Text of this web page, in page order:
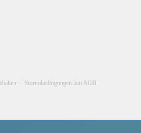
· Stornobedingungen laut AGB